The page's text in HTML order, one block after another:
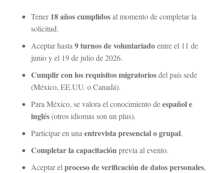
Tener18 años cumplidosal momento de completar la
solicitud.
Aceptar hasta 9 turnos de voluntariadoentre el 11 de
junio y el 19 de julio de 2026.
Cumplir con los requisitos migratoriosdel país sede
(México, EE.UU. o Canadá).
Para México, se valora el conocimiento deespañol e
inglés(otros idiomas son un plus).
Participar en una entrevista presencial o grupal.
Completar la capacitaciónprevia al evento.
Aceptar el proceso de verificación de datos personales,